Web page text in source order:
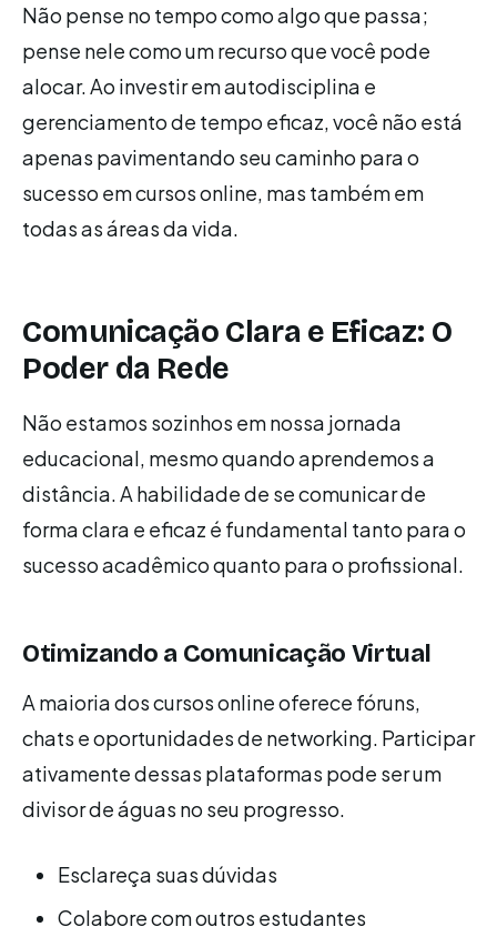
Não pense no tempo como algo que passa;
pense nele como um recurso que você pode
alocar. Ao investir em autodisciplina e
gerenciamento de tempo eficaz, você não está
apenas pavimentando seu caminho para o
sucesso em cursos online, mas também em
todas as áreas da vida.
Comunicação Clara e Eficaz: O
Poder da Rede
Não estamos sozinhos em nossa jornada
educacional, mesmo quando aprendemos a
distância. A habilidade de se comunicar de
forma clara e eficaz é fundamental tanto para o
sucesso acadêmico quanto para o profissional.
Otimizando a Comunicação Virtual
A maioria dos cursos online oferece fóruns,
chats e oportunidades de networking. Participar
ativamente dessas plataformas pode ser um
divisor de águas no seu progresso.
Esclareça suas dúvidas
Colabore com outros estudantes